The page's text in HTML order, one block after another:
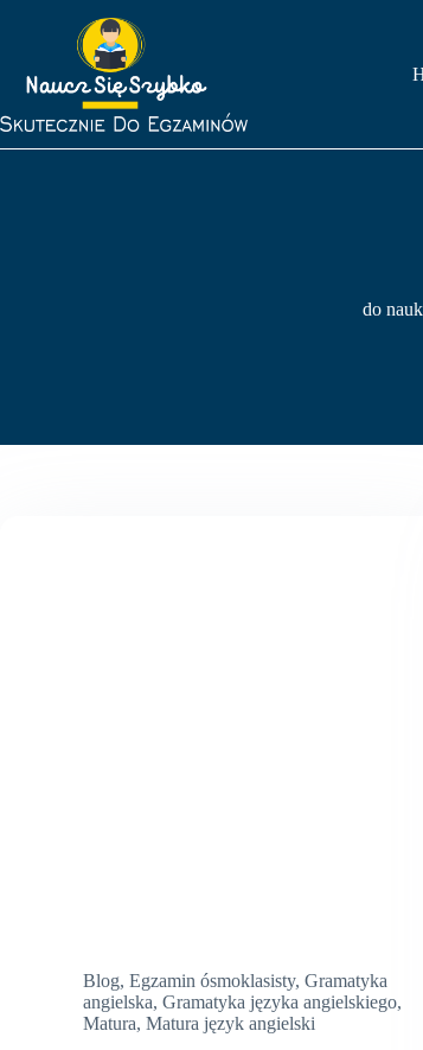
do
Blog, Egzamin ósmoklasisty, Gramatyka
angielska, Gramatyka języka angielskiego,
Matura, Matura język angielski